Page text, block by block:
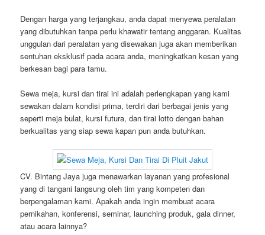
Dengan harga yang terjangkau, anda dapat menyewa peralatan
yang dibutuhkan tanpa perlu khawatir tentang anggaran. Kualitas
unggulan dari peralatan yang disewakan juga akan memberikan
sentuhan eksklusif pada acara anda, meningkatkan kesan yang
berkesan bagi para tamu.
Sewa meja, kursi dan tirai ini adalah perlengkapan yang kami
sewakan dalam kondisi prima, terdiri dari berbagai jenis yang
seperti meja bulat, kursi futura, dan tirai lotto dengan bahan
berkualitas yang siap sewa kapan pun anda butuhkan.
CV. Bintang Jaya juga menawarkan layanan yang profesional
yang di tangani langsung oleh tim yang kompeten dan
berpengalaman kami. Apakah anda ingin membuat acara
pernikahan, konferensi, seminar, launching produk, gala dinner,
atau acara lainnya?